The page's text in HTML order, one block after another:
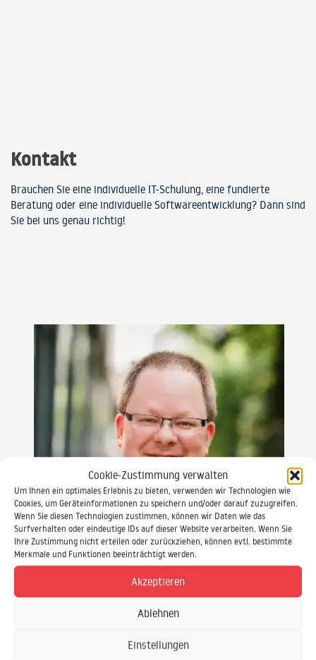
Cookie-Zustimmung verwalten
Um Ihnen ein optimales Erlebnis zu bieten, verwenden wir Technologien wie
Cookies, um Geräteinformationen zu speichern und/oder darauf zuzugreifen.
Wenn Sie diesen Technologien zustimmen, können wir Daten wie das
Surfverhalten oder eindeutige IDs auf dieser Website verarbeiten. Wenn Sie
Ihre Zustimmung nicht erteilen oder zurückziehen, können evtl. bestimmte
Merkmale und Funktionen beeinträchtigt werden.
Akzeptieren
Ablehnen
Einstellungen
Kontakt
Brauchen Sie eine individuelle IT-Schulung, eine fundierte
Beratung oder eine individuelle Softwareentwicklung? Dann sind
Sie bei uns genau richtig!
Sekretariat & Seminar-Betreuung